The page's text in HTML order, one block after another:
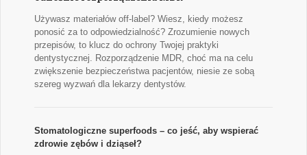
Używasz materiałów off-label? Wiesz, kiedy możesz
ponosić za to odpowiedzialność? Zrozumienie nowych
przepisów, to klucz do ochrony Twojej praktyki
dentystycznej. Rozporządzenie MDR, choć ma na celu
zwiększenie bezpieczeństwa pacjentów, niesie ze sobą
szereg wyzwań dla lekarzy dentystów.
Stomatologiczne superfoods – co jeść, aby wspierać
zdrowie zębów i dziąseł?